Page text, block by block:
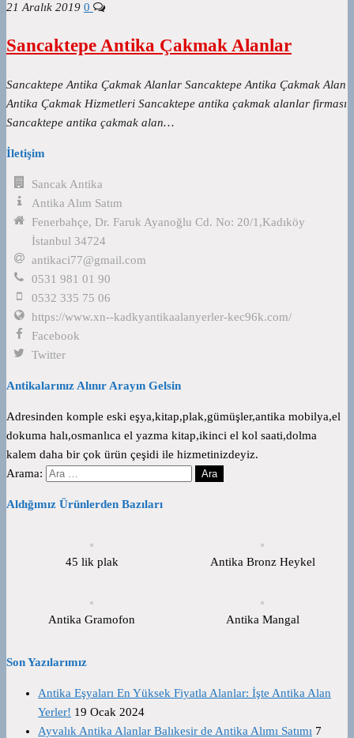
21 Aralık 2019 0
Sancaktepe Antika Çakmak Alanlar
Sancaktepe Antika Çakmak Alanlar Sancaktepe Antika Çakmak Alan
Antika Çakmak Hizmetleri Sancaktepe antika çakmak alanlar firması
Sancaktepe antika çakmak alan…
İletişim
Sancak Antika
Antika Alım Satım
Fenerbahçe, Dr. Faruk Ayanoğlu Cd. No: 20/1,Kadıköy
İstanbul 34724
antikaci77@gmail.com
0531 981 01 90
0532 335 75 06
https://www.xn--kadkyantikaalanyerler-kec96k.com/
Facebook
Twitter
Antikalarınız Alınır Arayın Gelsin
Adresinden komple eski eşya,kitap,plak,gümüşler,antika mobilya,el
dokuma halı,osmanlıca el yazma kitap,ikinci el kol saati,dolma
kalem daha bir çok ürün çeşidi ile hizmetinizdeyiz.
Arama:
Aldığımız Ürünlerden Bazıları
45 lik plak Antika Bronz Heykel
Antika Gramofon Antika Mangal
Son Yazılarımız
Antika Eşyaları En Yüksek Fiyatla Alanlar: İşte Antika Alan
Yerler! 19 Ocak 2024
Ayvalık Antika Alanlar Balıkesir de Antika Alımı Satımı 7